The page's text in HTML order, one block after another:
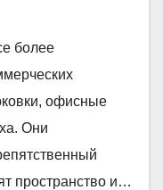
более
офисные
Они
пространство и…